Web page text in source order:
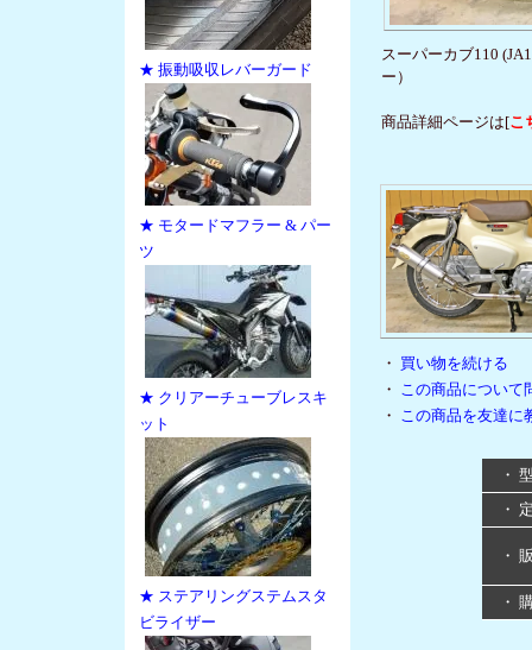
★ 振動吸収レバーガード
★ モタードマフラー & パー
ツ
★ クリアーチューブレスキ
ット
★ ステアリングステムスタ
ビライザー
スーパーカブ110
ー）
商品詳細ページは[こ
・ 買い物を続ける
・ この商品について
・ この商品を友達に
・
・
・
・